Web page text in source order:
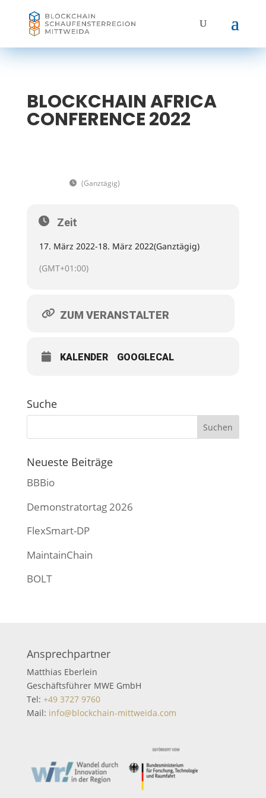
BLOCKCHAIN AFRICA
CONFERENCE 2022
(Ganztägig)
Zeit
17. März 2022-18. März 2022(Ganztägig)
(GMT+01:00)
ZUM VERANSTALTER
KALENDER GOOGLECAL
Suche
Neueste Beiträge
BBBio
Demonstratortag 2026
FlexSmart-DP
MaintainChain
BOLT
Ansprechpartner
Matthias Eberlein
Geschäftsführer MWE GmbH
Tel: +49 3727 9760
Mail: info@blockchain-mittweida.com